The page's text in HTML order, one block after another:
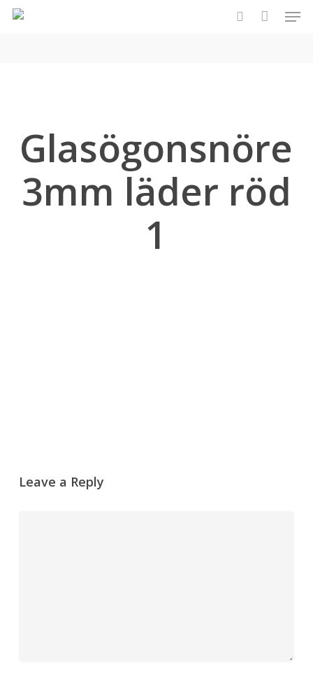
Skip
Glasögonsnöre
3mm läder röd
1
Leave a Reply